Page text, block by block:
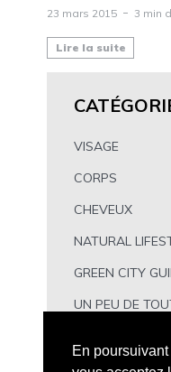
23 mars 2015 3 min
Lire la suite
VISAGE
CORPS
CHEVEUX
NATURAL
GREEN CITY
UN PEU DE
En